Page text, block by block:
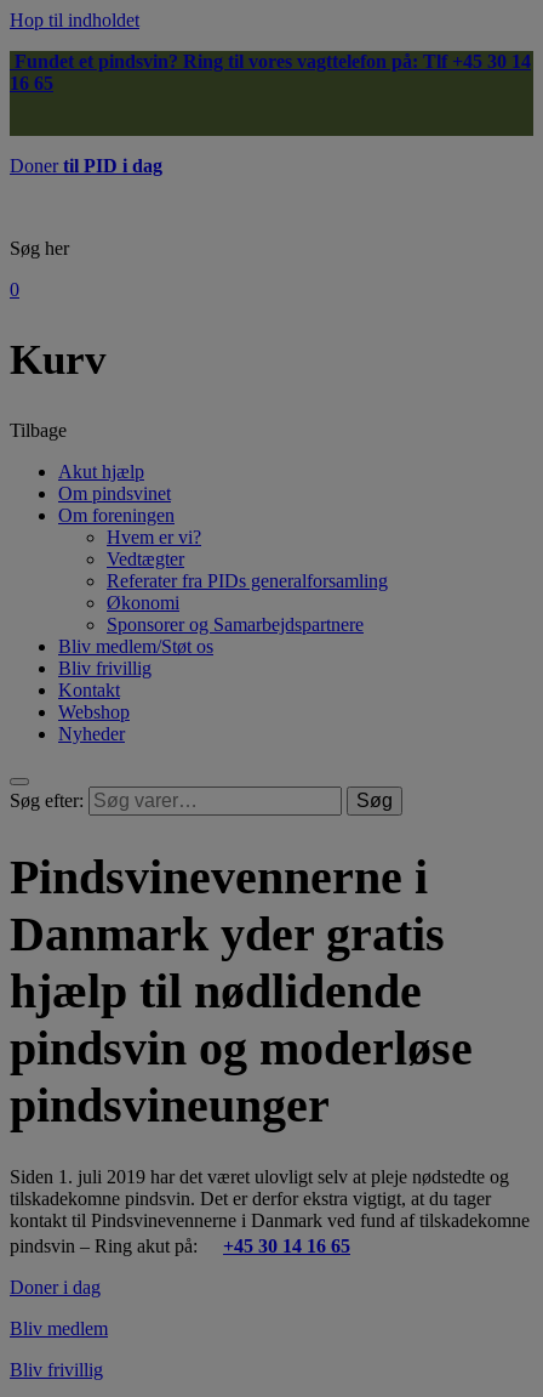
Hop til indholdet
Fundet et pindsvin? Ring til vores vagttelefon på: Tlf +45 30 14
16 65
Doner til PID i dag
Søg her
0
Kurv
Tilbage
Akut hjælp
Om pindsvinet
Om foreningen
Hvem er vi?
Vedtægter
Referater fra PIDs generalforsamling
Økonomi
Sponsorer og Samarbejdspartnere
Bliv medlem/Støt os
Bliv frivillig
Kontakt
Webshop
Nyheder
Søg efter: Søg
Pindsvinevennerne i
Danmark yder gratis
hjælp til nødlidende
pindsvin og moderløse
pindsvineunger
Siden 1. juli 2019 har det været ulovligt selv at pleje nødstedte og
tilskadekomne pindsvin. Det er derfor ekstra vigtigt, at du tager
kontakt til Pindsvinevennerne i Danmark ved fund af tilskadekomne
pindsvin – Ring akut på:
+45 30 14 16 65
Doner i dag
Bliv medlem
Bliv frivillig